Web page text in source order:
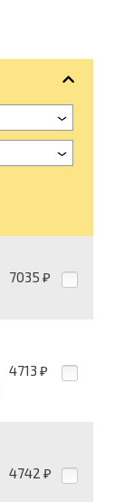
7035 ₽
4713 ₽
4742 ₽